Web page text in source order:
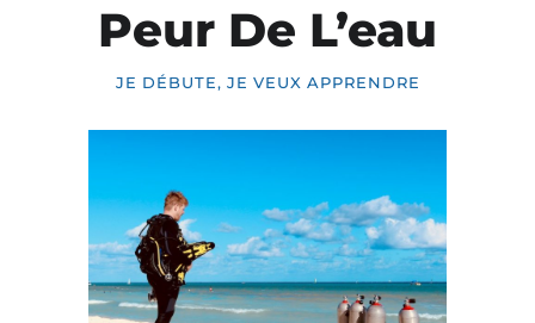
Peur De L’eau
JE DÉBUTE, JE VEUX APPRENDRE